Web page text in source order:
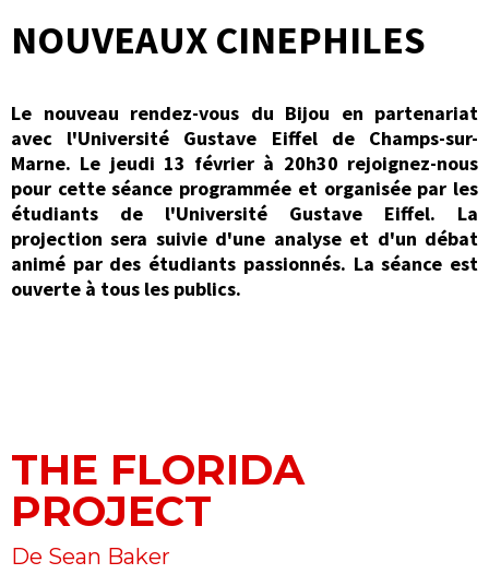
NOUVEAUX CINEPHILES
Le nouveau rendez-vous du Bijou en partenariat
avec l'Université Gustave Eiffel de Champs-sur-
Marne. Le jeudi 13 février à 20h30 rejoignez-nous
pour cette séance programmée et organisée par les
étudiants de l'Université Gustave Eiffel. La
projection sera suivie d'une analyse et d'un débat
animé par des étudiants passionnés. La séance est
ouverte à tous les publics.
THE FLORIDA
PROJECT
De Sean Baker